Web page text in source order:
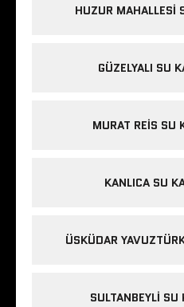
HUZUR MAHALLESI
GÜZELYALI SU
MURAT REIS SU
KANLICA SU
ÜSKÜDAR
SULTANBEYLI